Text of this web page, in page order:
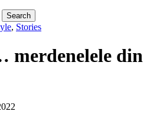
, Stories
merdenelele din